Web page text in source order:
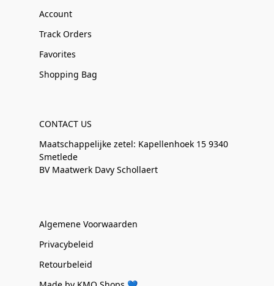
Account
Track Orders
Favorites
Shopping Bag
CONTACT US
Maatschappelijke zetel: Kapellenhoek 15 9340
Smetlede
BV Maatwerk Davy Schollaert
Algemene Voorwaarden
Privacybeleid
Retourbeleid